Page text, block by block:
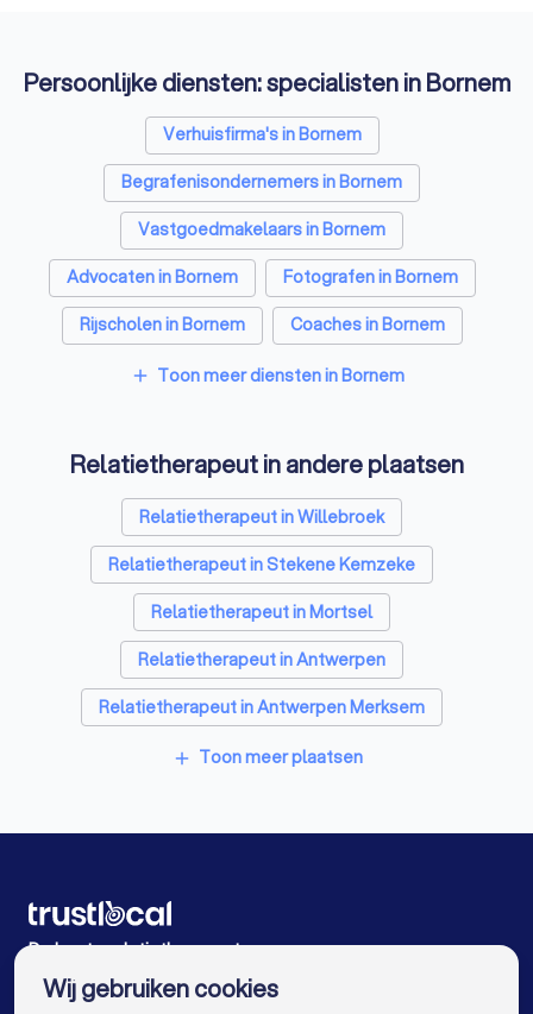
Persoonlijke diensten: specialisten in Bornem
Verhuisfirma's in Bornem
Begrafenisondernemers in Bornem
Vastgoedmakelaars in Bornem
Advocaten in Bornem
Fotografen in Bornem
Rijscholen in Bornem
Coaches in Bornem
Architecten in Bornem
Psychologen in Bornem
add Toon meer diensten in Bornem
Relatietherapeut in andere plaatsen
Relatietherapeut in Willebroek
Relatietherapeut in Stekene Kemzeke
Relatietherapeut in Mortsel
Relatietherapeut in Antwerpen
Relatietherapeut in Antwerpen Merksem
Relatietherapeut in Duffel
Relatietherapeut in Lier
Relatietherapeut in Gent
Relatietherapeut in Brugge
add Toon meer plaatsen
De beste relatietherapeut voor u
Wij gebruiken cookies